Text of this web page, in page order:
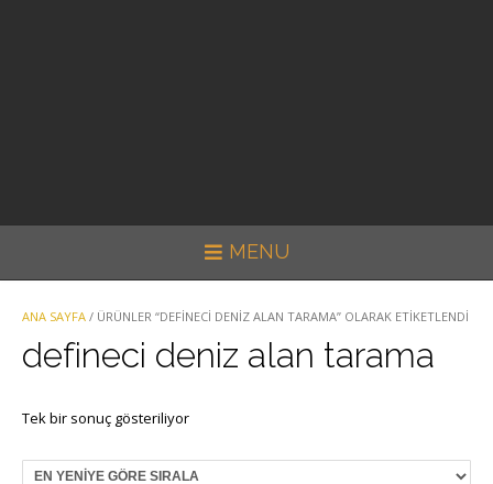
MENU
ANA SAYFA / ÜRÜNLER “DEFINECI DENIZ ALAN TARAMA” OLARAK ETIKETLENDI
defineci deniz alan tarama
Tek bir sonuç gösteriliyor